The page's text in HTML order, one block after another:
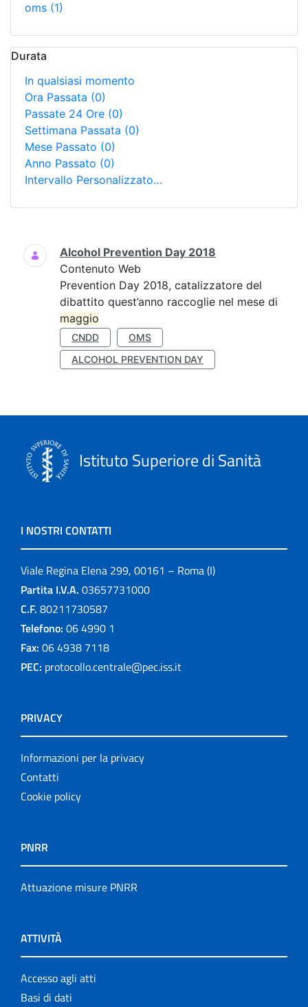
oms (1)
Durata
In qualsiasi momento
Ora Passata (0)
Passate 24 Ore (0)
Settimana Passata (0)
Mese Passato (0)
Anno Passato (0)
Intervallo Personalizzato…
Ricerca
Alcohol Prevention Day 2018
Contenuto Web
Prevention Day 2018, catalizzatore del
dibattito quest’anno raccoglie nel mese di
maggio
CNDD
OMS
ALCOHOL PREVENTION DAY
Istituto Superiore di Sanità
I NOSTRI CONTATTI
Viale Regina Elena 299, 00161 – Roma (I)
Partita I.V.A. 03657731000
C.F. 80211730587
Telefono: 06 4990 1
Fax: 06 4938 7118
PEC: protocollo.centrale@pec.iss.it
PRIVACY
Informazioni per la privacy
Contatti
Cookie policy
PNRR
Attuazione misure PNRR
ATTIVITÀ
Accesso agli atti
Basi di dati